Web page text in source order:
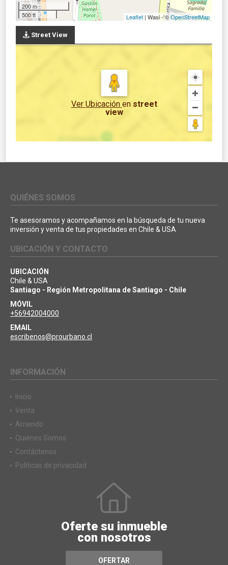
200 m
500 ft
Leaflet | Wasi - ©OpenStreetMap
Street View
Ver Ubicación en street
view
QUIÉNES SOMOS
Te asesoramos y acompañamos en la búsqueda de tu nueva
inversión y venta de tus propiedades en Chile & USA
UBICACIÓN Y CONTACTO
UBICACIÓN
Chile & USA
Santiago - Región Metropolitana de Santiago - Chile
MÓVIL
+56942004000
EMAIL
escribenos@prourbano.cl
INFORMACIÓN
Inicio
Venta
Arriendo
Quiénes Somos
Contáctenos
Políticas de privacidad
Oferte su inmueble
con nosotros
OFERTAR